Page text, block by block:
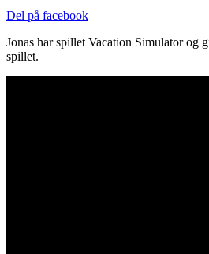
Del på facebook
Jonas har spillet Vacation Simulator og
spillet.